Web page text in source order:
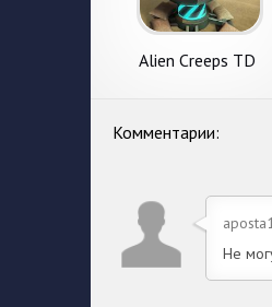
Alien Creeps TD
Комментарии:
Не